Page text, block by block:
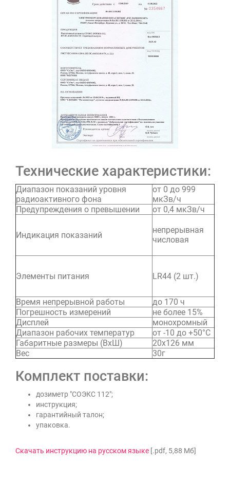
Технические характеристики:
Диапазон показаний уровня
радиоактивного фона
от 0 до 999
мкЗв/ч
Предупреждения о превышении
от 0,4 мкЗв/ч
Индикация показаний
непрерывная
числовая
Элементы питания LR44 (2 шт.)
Время непрерывной работы
до 170 ч
Погрешность измерений
не более 15%
Дисплей
монохромный
Диапазон рабочих температур
от -10 до +50°С
Габаритные размеры (ВхШ)
20х126 мм
Вес
30г
Комплект поставки:
дозиметр "СОЭКС 112";
инструкция;
гарантийный талон;
упаковка.
Скачать инструкцию на русском языке [.pdf, 5,88 Мб]